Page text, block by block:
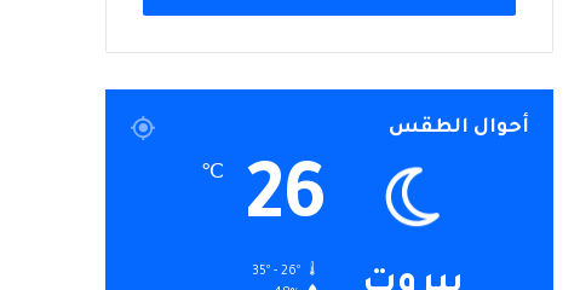
أحوال الطقس
26
℃
35º - 26º